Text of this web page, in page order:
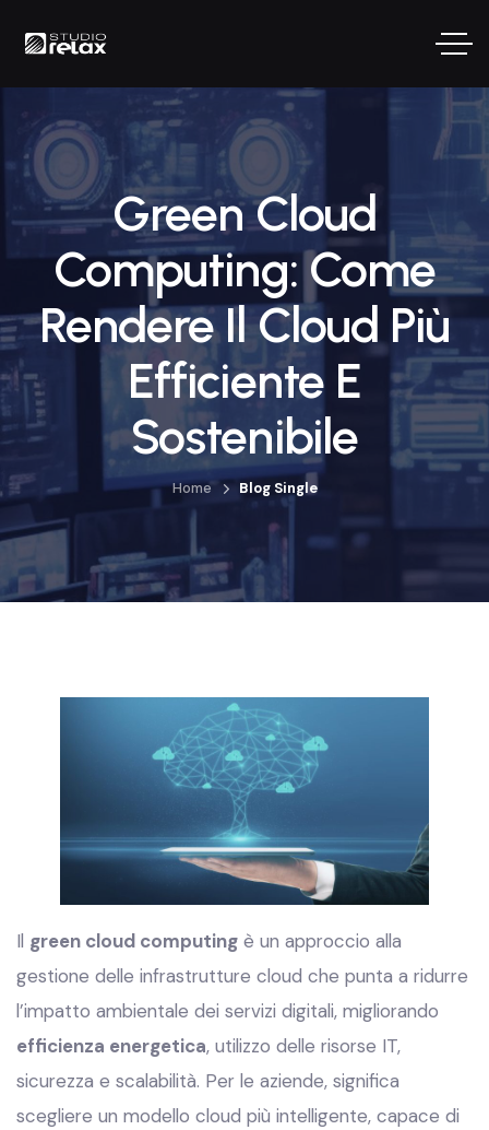
Green Cloud
Computing: Come
Rendere Il Cloud Più
Efficiente E
Sostenibile
Home Blog Single
Il green cloud computing è un approccio alla
gestione delle infrastrutture cloud che punta a ridurre
l’impatto ambientale dei servizi digitali, migliorando
efficienza energetica, utilizzo delle risorse IT,
sicurezza e scalabilità. Per le aziende, significa
scegliere un modello cloud più intelligente, capace di